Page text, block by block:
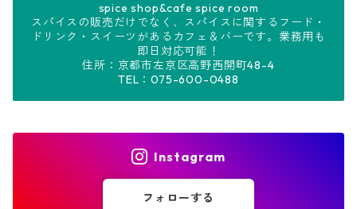
spice shop&cafe spice room
スパイスの販売だけでなく、スパイスに関するフード・
ドリンク・スイーツがあるカフェ＆バーです。業務用も
即日対応可能！
住所：京都市左京区高野西開町48-4
TEL：075-600-0488
Instagram
フォローする